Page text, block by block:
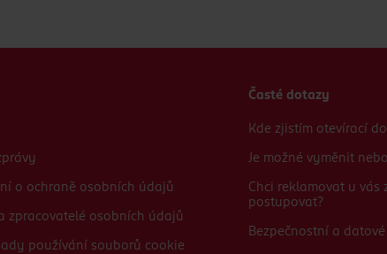
o ochraně osobních údajů
zpracovatelé osobních údajů
používání souborů cookie
Časté dotazy
Kde zjistím otevírací
Je možné vyměnit
Chci reklamovat u vás
postupovat?
Bezpečnostní a